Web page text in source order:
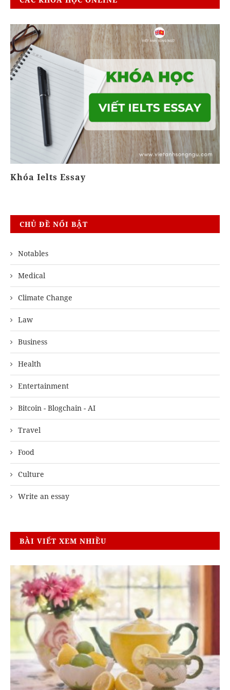
Khóa Ielts Essay
CHỦ ĐỀ NỔI BẬT
Notables
Medical
Climate Change
Law
Business
Health
Entertainment
Bitcoin - Blogchain - AI
Travel
Food
Culture
Write an essay
BÀI VIẾT XEM NHIỀU